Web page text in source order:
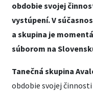
obdobie svojej
vystúpení. V
a skupina je
súborom na
Tanečná skupina
obdobie svojej